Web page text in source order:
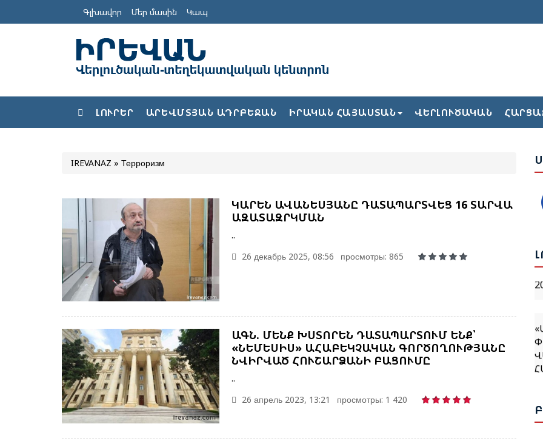
Գլխավոր Մեր մասին Կապ
ԼՈՒՐԵՐ ԱՐԵՎՄՏՅԱՆ ԱԴՐԲԵՋԱՆ ԻՐԱԿԱՆ ՀԱՅԱՍՏԱՆ ՎԵՐԼՈՒԾԱԿԱՆ
IREVANAZ » Терроризм
ԿԱՐԵՆ ԱՎԱՆԵՍՅԱՆԸ ԴԱՏԱՊԱՐՏՎԵՑ 16 ՏԱՐՎԱ
ԱԶԱՏԱԶՐԿՄԱՆ
..
26 декабрь 2025, 08:56
просмотры: 865
ԱԳՆ. ՄԵՆՔ ԽՍՏՈՐԵՆ ԴԱՏԱՊԱՐՏՈՒՄ ԵՆՔ՝
«ՆԵՄԵՍԻՍ» ԱՀԱԲԵԿՉԱԿԱՆ ԳՈՐԾՈՂՈՒԹՅԱՆԸ
ՆՎԻՐՎԱԾ ՀՈՒՇԱՐՁԱՆԻ ԲԱՑՈՒՄԸ
..
26 апрель 2023, 13:21
просмотры: 1 420